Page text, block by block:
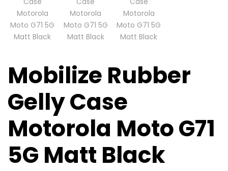
Mobilize Rubber
Gelly Case
Motorola Moto G71
5G Matt Black